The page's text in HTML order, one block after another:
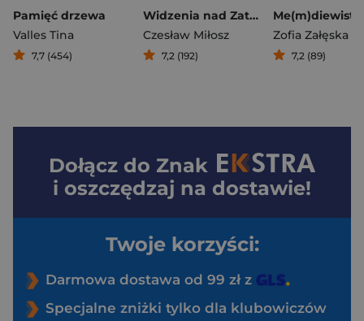
Pamięć drzewa
Valles Tina
7,7 (454)
Widzenia nad Zatoką San Francisco
Czesław Miłosz
7,2 (192)
Zofia Załęska
7,2 (89)
Dołącz do Znak
i oszczędzaj na dostawie!
Twoje korzyści:
Darmowa dostawa od 99 zł z
Specjalne zniżki tylko dla klubowiczów